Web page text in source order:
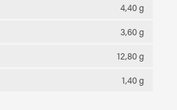
4,40 g
3,60 g
12,80 g
1,40 g